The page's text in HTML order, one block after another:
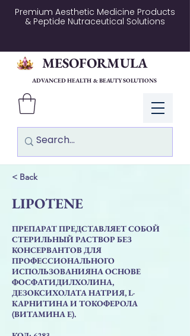
Premium Aesthetic Medicine Products
& Peptide Nutraceutical Solutions
Log In
MESOFORMULA
ADVANCED HEALTH & BEAUTY SOLUTIONS
< Back
LIPOTENE
ПРЕПАРАТ ПРЕДСТАВЛЯЕТ СОБОЙ
СТЕРИЛЬНЫЙ РАСТВОР БЕЗ
КОНСЕРВАНТОВ ДЛЯ
ПРОФЕССИОНАЛЬНОГО
ИСПОЛЬЗОВАНИЯНА ОСНОВЕ
ФОСФАТИДИЛХОЛИНА,
ДЕЗОКСИХОЛАТА НАТРИЯ, L-
КАРНИТИНА И ТОКОФЕРОЛА
(ВИТАМИНА Е).